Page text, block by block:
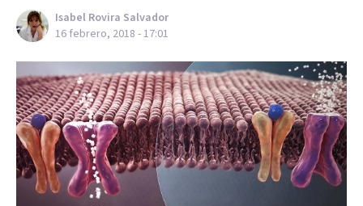
Isabel Rovira Salvador
16 febrero, 2018 - 17:01